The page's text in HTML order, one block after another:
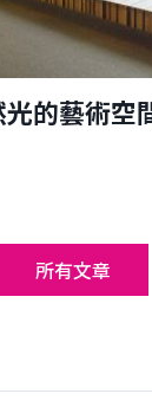
的藝術空
所有文章